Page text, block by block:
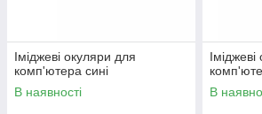
Іміджеві окуляри для
комп'ютера сині
В наявності
В